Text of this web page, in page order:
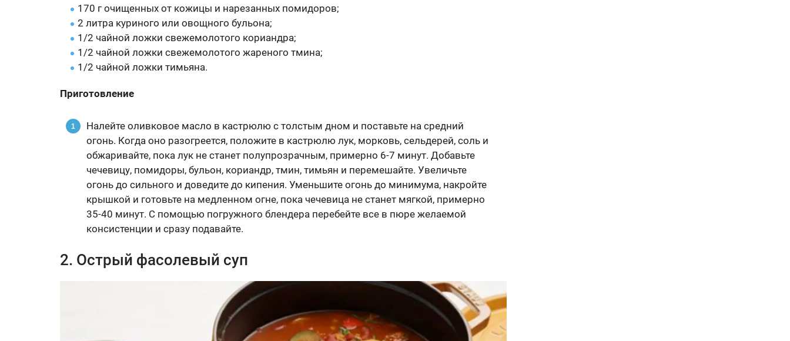
170 г очищенных от кожицы и нарезанных помидоров;
2 литра куриного или овощного бульона;
1/2 чайной ложки свежемолотого кориандра;
1/2 чайной ложки свежемолотого жареного тмина;
1/2 чайной ложки тимьяна.
Приготовление
Налейте оливковое масло в кастрюлю с толстым дном и поставьте на средний
огонь. Когда оно разогреется, положите в кастрюлю лук, морковь, сельдерей, соль и
обжаривайте, пока лук не станет полупрозрачным, примерно 6-7 минут. Добавьте
чечевицу, помидоры, бульон, кориандр, тмин, тимьян и перемешайте. Увеличьте
огонь до сильного и доведите до кипения. Уменьшите огонь до минимума, накройте
крышкой и готовьте на медленном огне, пока чечевица не станет мягкой, примерно
35-40 минут. С помощью погружного блендера перебейте все в пюре желаемой
консистенции и сразу подавайте.
2. Острый фасолевый суп